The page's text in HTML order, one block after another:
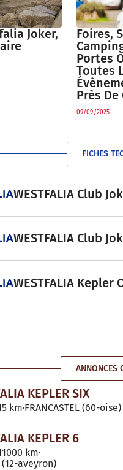
Joker,
Foires,
Portes
Toutes
Près De
09/09/2025
FICHES
WESTFALIA Club
WESTFALIA Club
WESTFALIA Kepler
ANNONCES
KEPLER SIX
km FRANCASTEL (60-oise)
KEPLER 6
km
(12-aveyron)